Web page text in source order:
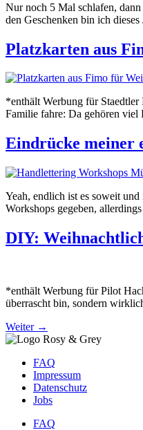
Nur noch 5 Mal schlafen,
den Geschenken bin ich
Platzkarten aus
*enthält Werbung für
Familie fahre: Da gehören
Eindrücke meiner
Yeah, endlich ist es soweit
Workshops gegeben,
DIY:
*enthält Werbung für Pilot
überrascht bin, sondern
Weiter →
FAQ
Impressum
Datenschutz
Jobs
FAQ